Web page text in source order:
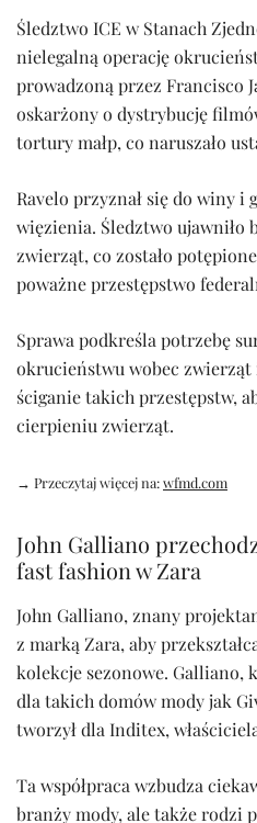
Śledztwo ICE w Stanach
nielegalną operację
prowadzoną przez Francisco
oskarżony o dystrybucję
tortury małp, co naruszało
Ravelo przyznał się do winy
więzienia. Śledztwo
zwierząt, co zostało
poważne przestępstwo
Sprawa podkreśla potrzebę
okrucieństwu wobec zwierząt
ściganie takich przestępstw,
cierpieniu zwierząt.
→ Przeczytaj więcej na:wfmd.com
John Galliano
fast fashion w Zara
John Galliano, znany
z marką Zara, aby
kolekcje sezonowe. Galliano,
dla takich domów mody jak
tworzył dla Inditex,
Ta współpraca wzbudza
branży mody, ale także rodzi